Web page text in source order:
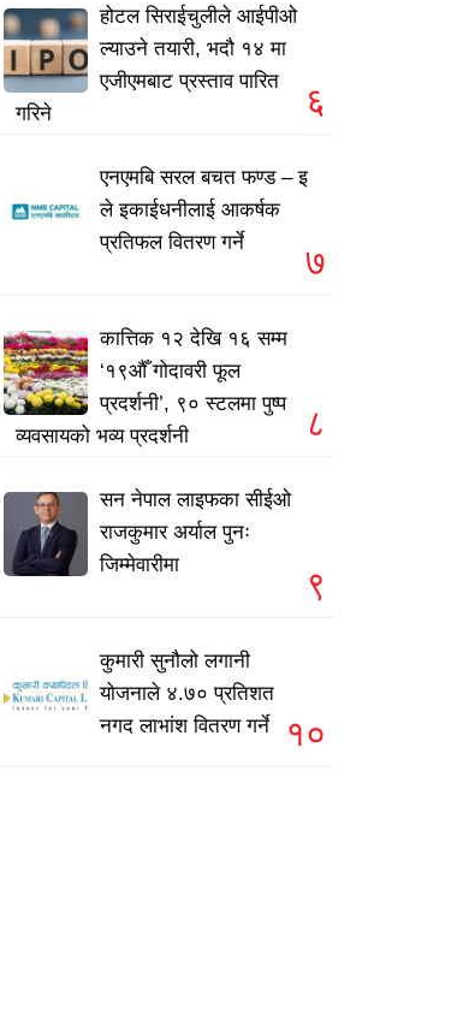
होटल सिराईचुलीले आईपीओ
ल्याउने तयारी, भदौ १४ मा
एजीएमबाट प्रस्ताव पारित
गरिने
६
एनएमबि सरल बचत फण्ड – इ
ले इकाईधनीलाई आकर्षक
प्रतिफल वितरण गर्ने
७
कात्तिक १२ देखि १६ सम्म
‘१९औँ गोदावरी फूल
प्रदर्शनी’, ९० स्टलमा पुष्प
व्यवसायको भव्य प्रदर्शनी
८
सन नेपाल लाइफका सीईओ
राजकुमार अर्याल पुनः
जिम्मेवारीमा
९
कुमारी सुनौलो लगानी
योजनाले ४.७० प्रतिशत
नगद लाभांश वितरण गर्ने
१०